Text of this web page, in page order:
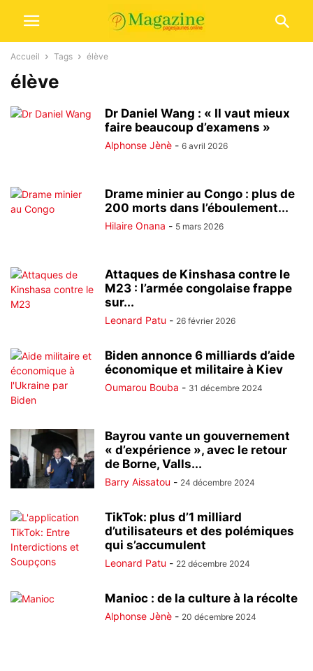
Accueil Tags élève
élève
Dr Daniel Wang : « Il vaut mieux
faire beaucoup d’examens »
Alphonse Jènè - 6 avril 2026
Drame minier au Congo : plus de
200 morts dans l’éboulement...
Hilaire Onana - 5 mars 2026
Attaques de Kinshasa contre le
M23 : l’armée congolaise frappe
sur...
Leonard Patu - 26 février 2026
Biden annonce 6 milliards d’aide
économique et militaire à Kiev
Oumarou Bouba - 31 décembre 2024
Bayrou vante un gouvernement
« d’expérience », avec le retour
de Borne, Valls...
Barry Aissatou - 24 décembre 2024
TikTok: plus d’1 milliard
d’utilisateurs et des polémiques
qui s’accumulent
Leonard Patu - 22 décembre 2024
Manioc : de la culture à la récolte
Alphonse Jènè - 20 décembre 2024